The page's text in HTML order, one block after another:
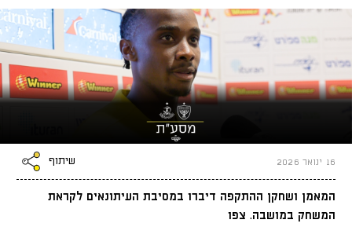
16 ינואר 2026 שיתוף
המאמן ושחקן ההתקפה דיברו במסיבת העיתונאים לקראת
המשחק במושבה. צפו